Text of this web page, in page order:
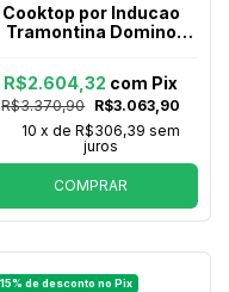
Cooktop por Inducao
Tramontina Domino
Comando Touch
R$3.370,90 R$3.063,90
R$2.604,32 com Pix
10 x de R$306,39 sem
juros
COMPRAR